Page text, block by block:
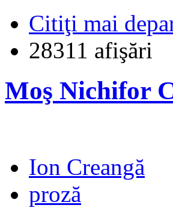
Citiţi mai
28311 afişări
Moş Nichifor
Ion Creangă
proză